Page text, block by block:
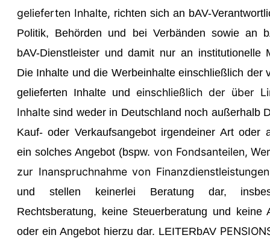
gelieferten Inhalte, richten sich an bAV-
Politik, Behörden und bei Verbänden sowie an
bAV-Dienstleister und damit nur an institutionelle
Die Inhalte und die Werbeinhalte einschließlich der
gelieferten Inhalte und einschließlich der über
Inhaltesind weder in Deutschland noch außerhalb
Kauf- oder Verkaufsangebot irgendeiner Art oder
ein solches Angebot (bspw. von Fondsanteilen,
zur Inanspruchnahme von
und stellen keinerlei Beratung dar,
Rechtsberatung, keine Steuerberatung und keine
oder ein Angebot hierzu dar. LEITERbAV